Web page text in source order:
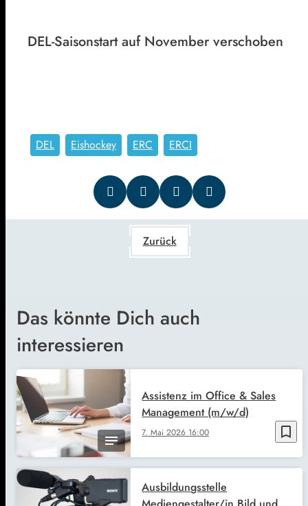
DEL-Saisonstart auf November verschoben
DEL Eishockey ERC ERCI
Zurück
Das könnte Dich auch
interessieren
bookmark_border
7. Mai 2026 16:00
Assistenz im Office & Sales
Management (m/w/d)
Ausbildungsstelle